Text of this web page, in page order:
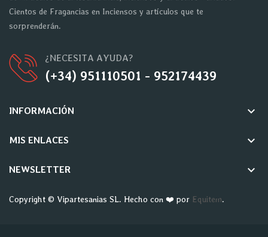
Cientos de Fragancias en Inciensos y artículos que te
sorprenderán.
¿NECESITA AYUDA?
(+34) 951110501 - 952174439
INFORMACIÓN keyboard_arrow_down
MIS ENLACES keyboard_arrow_down
NEWSLETTER keyboard_arrow_down
Copyright © Vipartesanias SL. Hecho con ❤️ por Equitem.